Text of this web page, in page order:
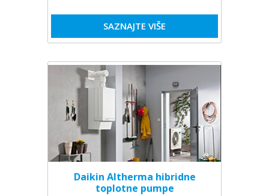
SAZNAJTE VIŠE
Daikin Altherma hibridne
toplotne pumpe